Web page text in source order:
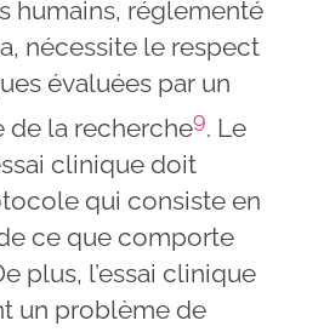
humains, réglementé
nécessite le respect
évaluées par un
de la recherche9. Le
clinique doit
qui consiste en
ce que comporte
plus, l’essai clinique
un problème de